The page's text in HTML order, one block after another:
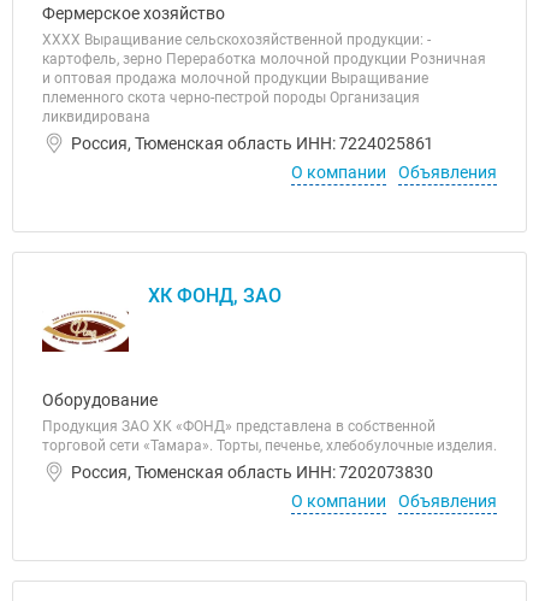
Фермерское хозяйство
ХХХХ Выращивание сельскохозяйственной продукции: -
картофель, зерно Переработка молочной продукции Розничная
и оптовая продажа молочной продукции Выращивание
племенного скота черно-пестрой породы Организация
ликвидирована
Россия, Тюменская область ИНН: 7224025861
О компании
Объявления
ХК ФОНД, ЗАО
Оборудование
Продукция ЗАО ХК «ФОНД» представлена в собственной
торговой сети «Тамара». Торты, печенье, хлебобулочные изделия.
Россия, Тюменская область ИНН: 7202073830
О компании
Объявления